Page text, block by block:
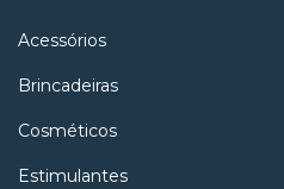
Acessórios
Brincadeiras
Cosméticos
Estimulantes